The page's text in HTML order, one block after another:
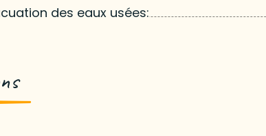
des eaux usées: